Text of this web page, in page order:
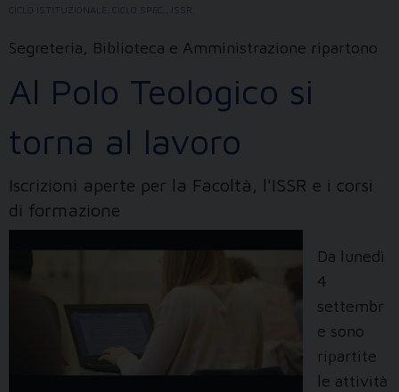
CICLO ISTITUZIONALE
Segreteria, Biblioteca e Amministrazione ripartono
Al Polo Teologico si
torna al lavoro
Iscrizioni aperte per la Facoltà, l'ISSR e i corsi
di formazione
Da lunedì
4
settembr
e sono
ripartite
le attività